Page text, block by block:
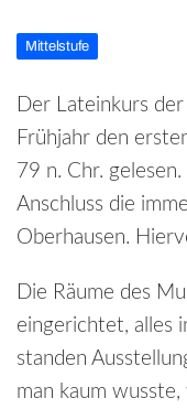
Mittelstufe
Der Lateinkurs
Frühjahr den
79 n. Chr.
Anschluss die
Oberhausen.
Die Räume des
eingerichtet, alles
standen
man kaum